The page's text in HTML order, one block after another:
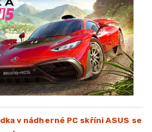
v nádherné PC skříni ASUS se